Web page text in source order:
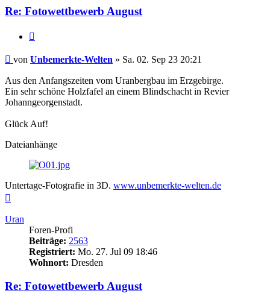
Welten
Re: Fotowettbewerb August
Beitrag
von Unbemerkte-Welten » Sa. 02. Sep 23 20:21
Aus den Anfangszeiten vom Uranbergbau im Erzgebirge.
Ein sehr schöne Holzfafel an einem Blindschacht in Revier
Johanngeorgenstadt.
Glück Auf!
Dateianhänge
Untertage-Fotografie in 3D. www.unbemerkte-welten.de
Uran
Foren-Profi
Beiträge: 2563
Registriert: Mo. 27. Jul 09 18:46
Wohnort: Dresden
Re: Fotowettbewerb August